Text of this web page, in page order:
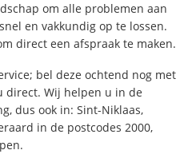
om alle problemen aan
en vakkundig op te lossen.
direct een afspraak te maken.
bel deze ochtend nog met
direct. Wij helpen u in de
dus ook in: Sint-Niklaas,
in de postcodes 2000,